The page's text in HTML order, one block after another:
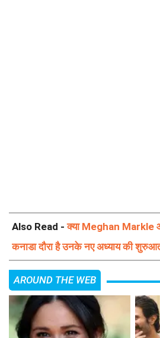
Also Read -क्या Meghan
कनाडा दौरा है उनके नए अध्याय की
AROUND THE WEB